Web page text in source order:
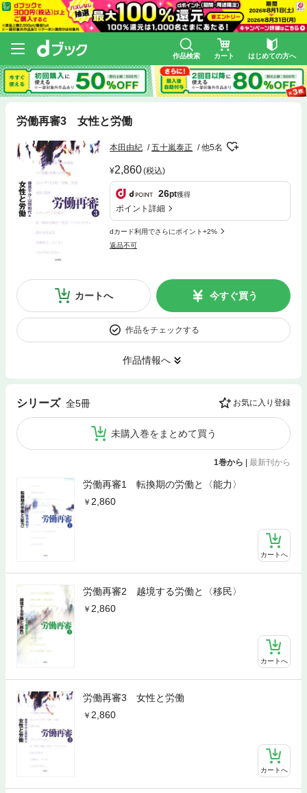
作品検索 カート はじめての方へ
労働再審3 女性と労働
本田由紀 五十嵐泰正 他5名
2,860(税込)
26pt獲得
ポイント詳細
dカード利用でさらにポイント+2%
返品不可
カートへ 今すぐ買う
作品をチェックする
作品情報へ
シリーズ 全5冊 お気に入り登録
未購入巻をまとめて買う
1巻から 最新刊から
労働再審1 転換期の労働と〈能力〉
2,860
カートへ
労働再審2 越境する労働と〈移民〉
2,860
カートへ
労働再審3 女性と労働
2,860
カートへ